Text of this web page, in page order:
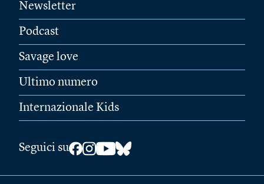
Newsletter
Podcast
Savage love
Ultimo numero
Internazionale Kids
Seguici su